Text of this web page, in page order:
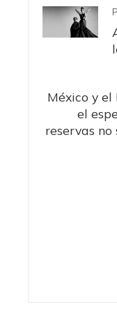
México y
el
reservas